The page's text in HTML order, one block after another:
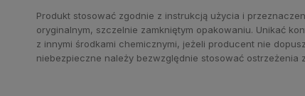
Produkt stosować zgodnie z instrukcją użycia i
oryginalnym, szczelnie zamkniętym opakowaniu. Unikać
z innymi środkami chemicznymi, jeżeli producent nie
niebezpieczne należy bezwzględnie stosować